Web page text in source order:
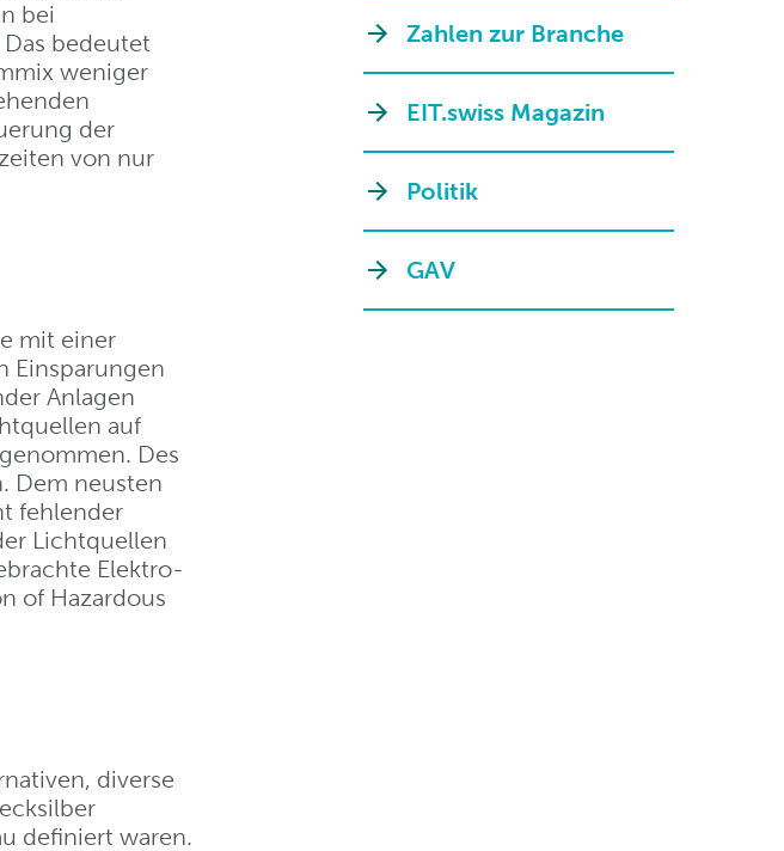
bei
bedeutet
weniger
der
von nur
mit einer
Einsparungen
Anlagen
auf
Des
Dem neusten
fehlender
Lichtquellen
Elektro-
of Hazardous
diverse
definiert waren.
Zahlen zur Branche
EIT.swiss Magazin
Politik
GAV